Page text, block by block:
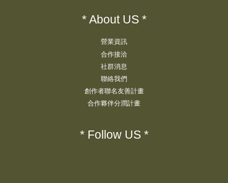
* About US *
營業資訊
合作接洽
社群消息
聯絡我們
創作者聯名友善計畫
合作夥伴分潤計畫
* Follow US *